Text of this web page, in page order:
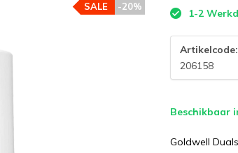
-20%
SALE
1-2
Artikelcode:
206158
Beschikbaar
Goldwell